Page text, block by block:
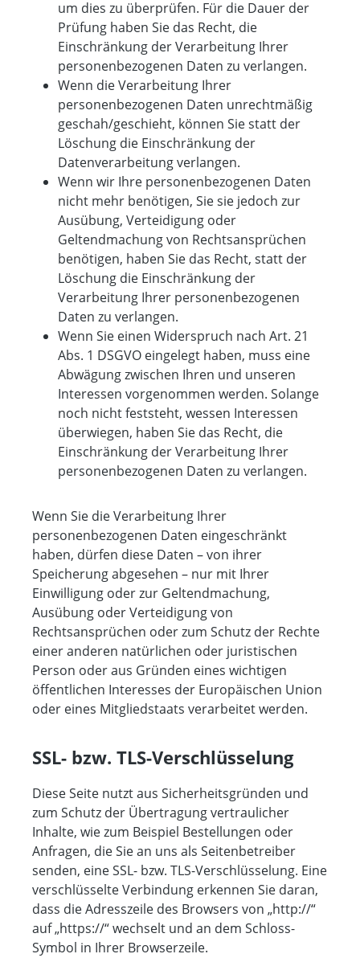
um dies zu überprüfen. Für die Dauer der
Prüfung haben Sie das Recht, die
Einschränkung der Verarbeitung Ihrer
personenbezogenen Daten zu verlangen.
Wenn die Verarbeitung Ihrer
personenbezogenen Daten unrechtmäßig
geschah/geschieht, können Sie statt der
Löschung die Einschränkung der
Datenverarbeitung verlangen.
Wenn wir Ihre personenbezogenen Daten
nicht mehr benötigen, Sie sie jedoch zur
Ausübung, Verteidigung oder
Geltendmachung von Rechtsansprüchen
benötigen, haben Sie das Recht, statt der
Löschung die Einschränkung der
Verarbeitung Ihrer personenbezogenen
Daten zu verlangen.
Wenn Sie einen Widerspruch nach Art. 21
Abs. 1 DSGVO eingelegt haben, muss eine
Abwägung zwischen Ihren und unseren
Interessen vorgenommen werden. Solange
noch nicht feststeht, wessen Interessen
überwiegen, haben Sie das Recht, die
Einschränkung der Verarbeitung Ihrer
personenbezogenen Daten zu verlangen.
Wenn Sie die Verarbeitung Ihrer
personenbezogenen Daten eingeschränkt
haben, dürfen diese Daten – von ihrer
Speicherung abgesehen – nur mit Ihrer
Einwilligung oder zur Geltendmachung,
Ausübung oder Verteidigung von
Rechtsansprüchen oder zum Schutz der Rechte
einer anderen natürlichen oder juristischen
Person oder aus Gründen eines wichtigen
öffentlichen Interesses der Europäischen Union
oder eines Mitgliedstaats verarbeitet werden.
SSL- bzw. TLS-Verschlüsselung
Diese Seite nutzt aus Sicherheitsgründen und
zum Schutz der Übertragung vertraulicher
Inhalte, wie zum Beispiel Bestellungen oder
Anfragen, die Sie an uns als Seitenbetreiber
senden, eine SSL- bzw. TLS-Verschlüsselung. Eine
verschlüsselte Verbindung erkennen Sie daran,
dass die Adresszeile des Browsers von „http://“
auf „https://“ wechselt und an dem Schloss-
Symbol in Ihrer Browserzeile.